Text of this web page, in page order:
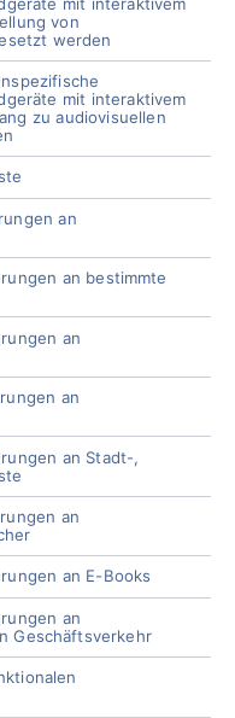
von
werden
mit interaktivem
zu audiovisuellen
an
an bestimmte
an
an
an Stadt-,
an
an E-Books
an
Geschäftsverkehr